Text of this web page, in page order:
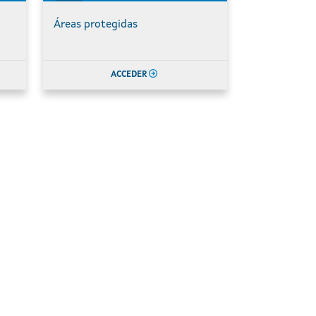
Áreas protegidas
ACCEDER